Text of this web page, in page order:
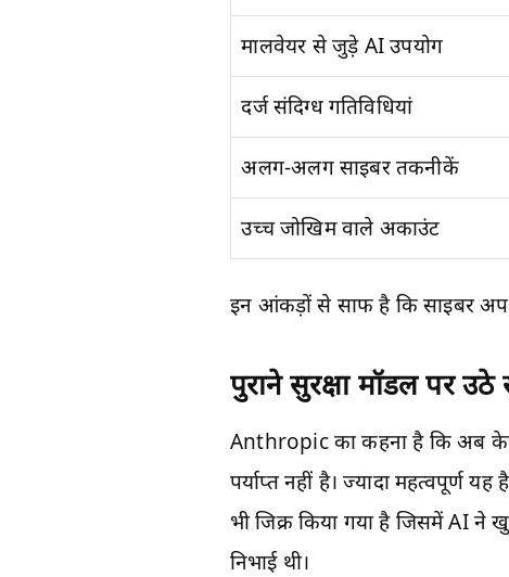
मालवेयर से जुड़े AI उपयोग
दर्ज संदिग्ध गतिविधियां
अलग-अलग साइबर तकनीकें
उच्च जोखिम वाले अकाउंट
इन आंकड़ों से साफ है कि साइबर
पुराने सुरक्षा मॉडल पर उठे
Anthropic का कहना है कि अब
पर्याप्त नहीं है। ज्यादा महत्वपूर्ण यह
भी जिक्र किया गया है जिसमें AI
निभाई थी।